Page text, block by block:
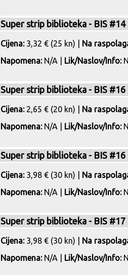
Super strip biblioteka - BIS #14
Cijena:3,32 € (25 kn) | Na
Napomena:N/A | Lik/Naslov/Info:
Super strip biblioteka - BIS #16
Cijena:2,65 € (20 kn) | Na
Napomena:N/A | Lik/Naslov/Info:
Super strip biblioteka - BIS #16
Cijena:3,98 € (30 kn) | Na
Napomena:N/A | Lik/Naslov/Info:
Super strip biblioteka - BIS #17
Cijena:3,98 € (30 kn) | Na
Napomena:N/A | Lik/Naslov/Info: